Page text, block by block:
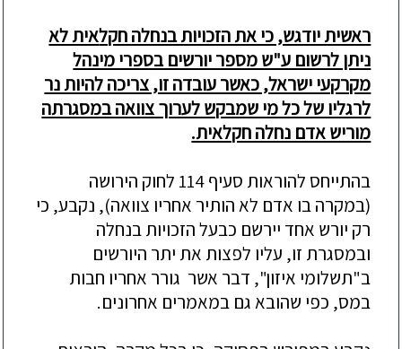
ראשית יודגש, כי את הזכויות בנחלה חקלאית לא
ניתן לרשום ע"ש מספר יורשים בספרי מינהל
מקרקעי ישראל, כאשר עובדה זו, צריכה להיות נר
לרגליו של כל מי שמבקש לערוך צוואה במסגרתה
מוריש אדם נחלה חקלאית.
בהתייחס להוראות סעיף 114 לחוק הירושה
(במקרה בו אדם לא הותיר אחריו צוואה), נקבע, כי
רק יורש אחד יירשם כבעל הזכויות בנחלה
ובמסגרת זו, עליו לפצות את יתר היורשים
ב"תשלומי איזון", דבר אשר גורר אחריו חבות
במס, כפי שהובא גם במאמרים אחרונים.